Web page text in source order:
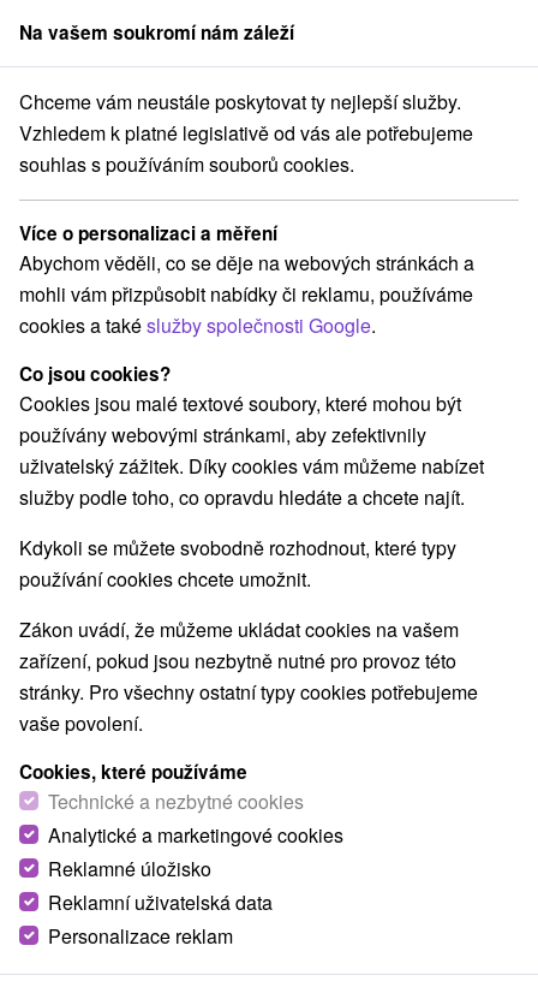
člen skupinySorger
Banskobystrický kraj Telgárt Apartmán Vladimíra Telgárt
Apartmán Vladimíra Telgárt
Telgárt
Rezervovat přes booking
REZERVACE A VÝBĚR POBYTU
Kontaktujte přímo ubytovatele.
Navigovat do místa
O ZAŘÍZENÍ VYBAVENÍ
Na vašem soukromí nám záleží
Chceme vám neustále poskytovat ty nejlepší služby.
Vzhledem k platné legislativě od vás ale potřebujeme
souhlas s používáním souborů cookies.
Více o personalizaci a měření
Abychom věděli, co se děje na webových stránkách a
mohli vám přizpůsobit nabídky či reklamu, používáme
cookies a takéslužby společnosti Google.
Co jsou cookies?
Cookies jsou malé textové soubory, které mohou být
používány webovými stránkami, aby zefektivnily
uživatelský zážitek. Díky cookies vám můžeme nabízet
služby podle toho, co opravdu hledáte a chcete najít.
Kdykoli se můžete svobodně rozhodnout, které typy
používání cookies chcete umožnit.
Zákon uvádí, že můžeme ukládat cookies na vašem
zařízení, pokud jsou nezbytně nutné pro provoz této
stránky. Pro všechny ostatní typy cookies potřebujeme
vaše povolení.
Cookies, které používáme
Technické a nezbytné cookies
Analytické a marketingové cookies
Reklamné úložisko
Reklamní uživatelská data
Personalizace reklam